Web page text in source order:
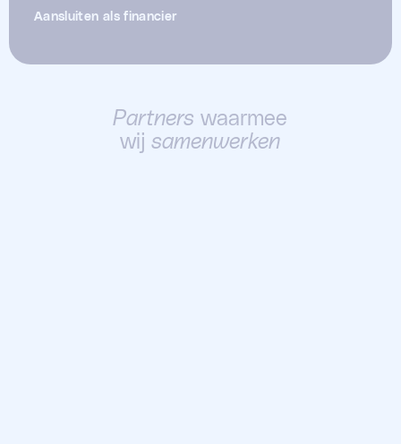
Aansluiten als financier
Partners waarmee
wijsamenwerken